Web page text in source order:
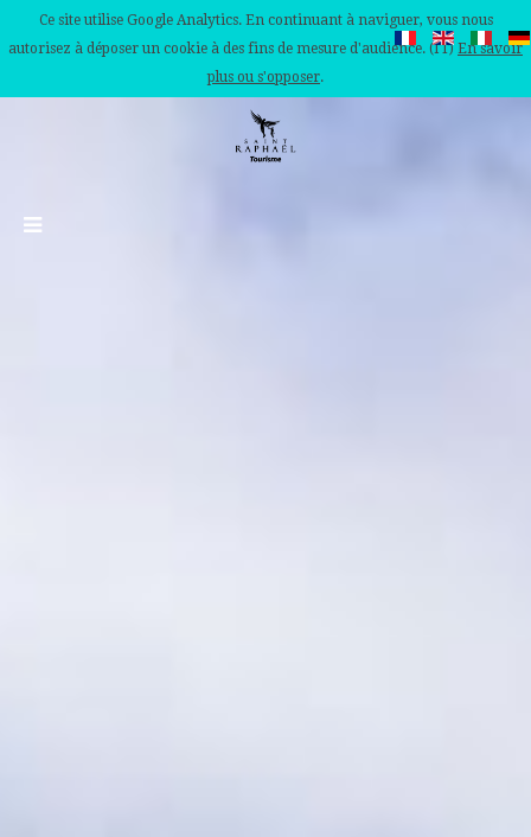
Ce site utilise Google Analytics. En continuant à naviguer, vous nous
autorisez à déposer un cookie à des fins de mesure d'audience. (IT) En savoir
plus ou s'opposer.